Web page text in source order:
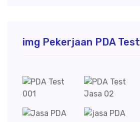
img Pekerjaan PDA Test